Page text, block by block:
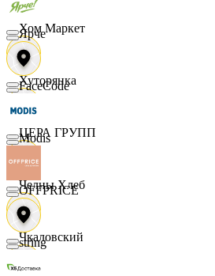
Хом Маркет
Хуторянка
ЦЕРА ГРУПП
Челны Хлеб
Чкаловский
Ярче
FaceCode
Modis
OFFPRICE
string